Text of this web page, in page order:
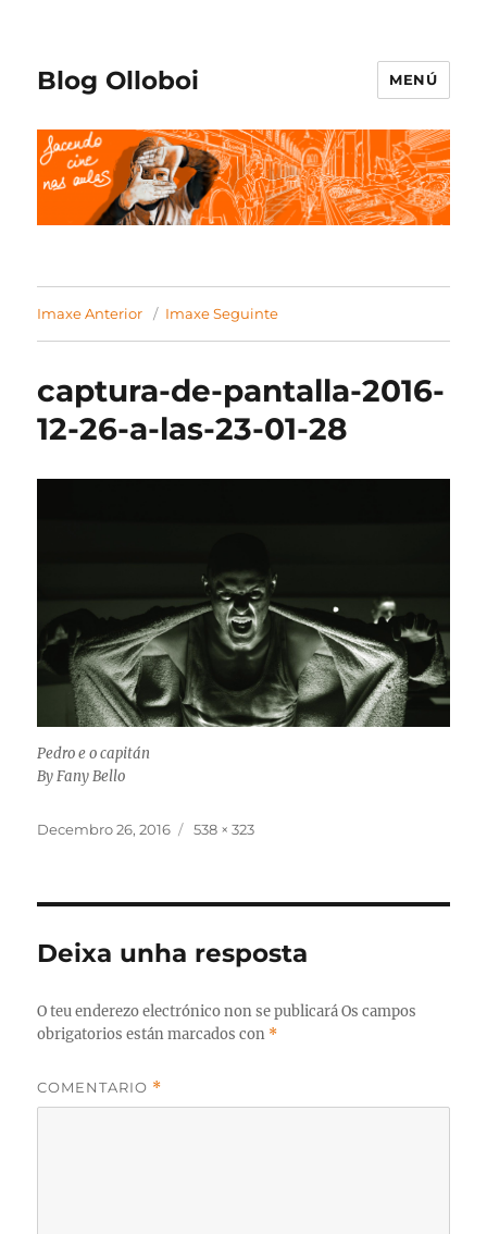
Blog Olloboi MENÚ
Imaxe Anterior Imaxe Seguinte
captura-de-pantalla-2016-
12-26-a-las-23-01-28
Pedro e o capitán
By Fany Bello
Publicado
Decembro 26, 2016
Tamaño
538 × 323
Deixa unha resposta
O teu enderezo electrónico non se publicará Os campos
obrigatorios están marcados con *
COMENTARIO *